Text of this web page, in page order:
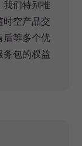
我们特别推
时空产品交
后等多个优
务包的权益